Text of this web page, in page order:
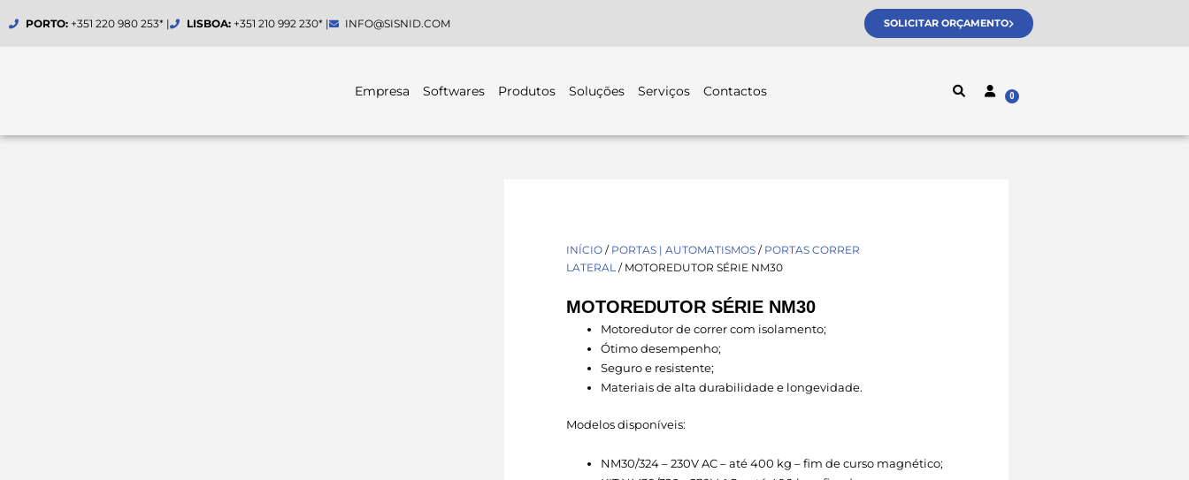
to
PORTO:+351 220 980 253* | LISBOA:+351 210 992 230* | INFO@SISNID.COM SOLICITAR ORÇAMENTO
Empresa Softwares Produtos Soluções Serviços Contactos
INÍCIO / PORTAS | AUTOMATISMOS / PORTAS CORRER
LATERAL / MOTOREDUTOR SÉRIE NM30
MOTOREDUTOR SÉRIE NM30
Motoredutor de correr com isolamento;
Ótimo desempenho;
Seguro e resistente;
Materiais de alta durabilidade e longevidade.
Modelos disponíveis:
NM30/324 – 230V AC – até 400 kg – fim de curso magnético;